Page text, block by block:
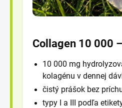
Collagen 10 000
10 000 mg
kolagénu v dennej
čistý prášok bez
typy I a III podľa